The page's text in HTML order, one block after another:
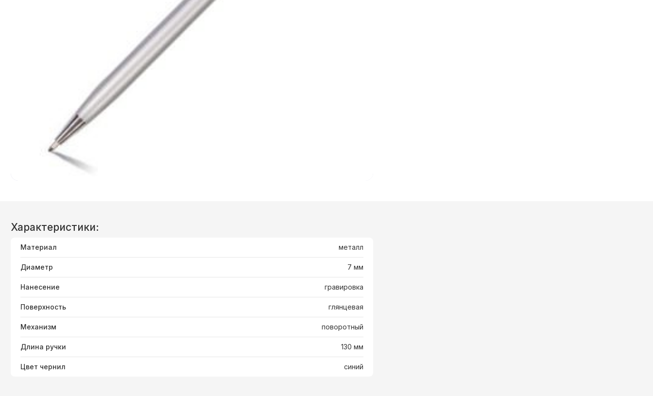
Характеристики:
Материал металл
Диаметр 7 мм
Нанесение гравировка
Поверхность глянцевая
Механизм поворотный
Длина ручки 130 мм
Цвет чернил синий